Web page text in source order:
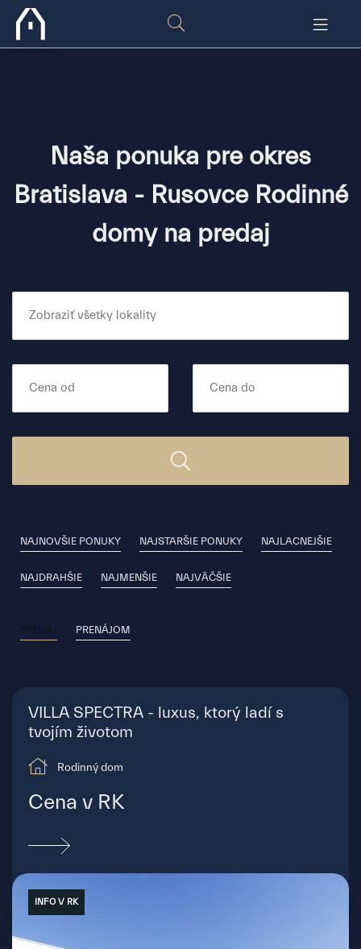
Naša ponuka pre okres
Bratislava - Rusovce Rodinné
domy na predaj
NAJNOVŠIE PONUKY NAJSTARŠIE PONUKY NAJLACNEJŠIE
NAJDRAHŠIE NAJMENŠIE NAJVÄČŠIE
PREDAJ PRENÁJOM
VILLA SPECTRA - luxus, ktorý ladí s
tvojím životom
Rodinný dom
Cena v RK
INFO V RK